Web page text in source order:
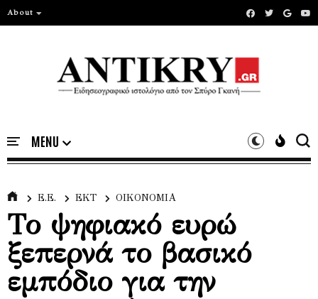
About
Ε.Ε. ΕΚΤ ΟΙΚΟΝΟΜΙΑ
Το ψηφιακό ευρώ
ξεπερνά το βασικό
εμπόδιο για την